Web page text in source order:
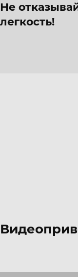
Не
легкость!